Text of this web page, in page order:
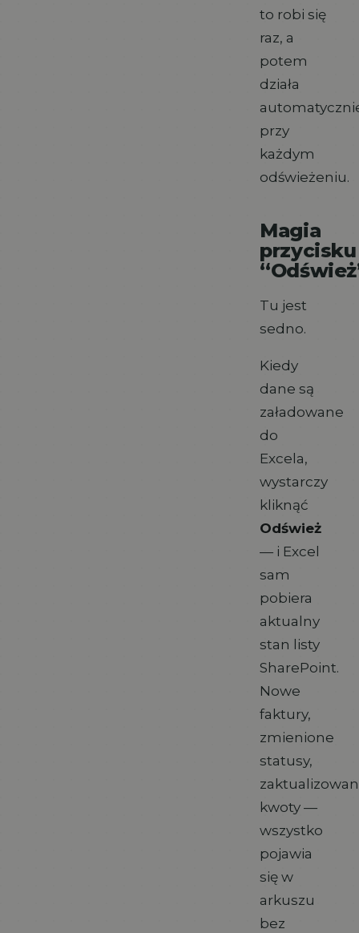
to robi się
raz, a
potem
działa
przy
każdym
odświeżeniu.
Magia
przycisku
Tu jest
sedno.
Kiedy
dane są
załadowane
do
Excela,
wystarczy
kliknąć
Odśwież
— i Excel
sam
pobiera
aktualny
stan listy
SharePoint.
Nowe
faktury,
zmienione
statusy,
kwoty —
wszystko
pojawia
się w
arkuszu
bez